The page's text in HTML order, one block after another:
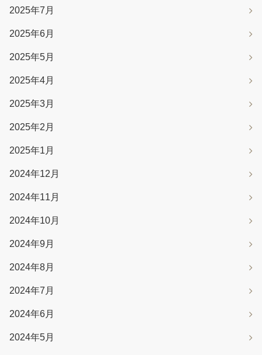
2025年7月
2025年6月
2025年5月
2025年4月
2025年3月
2025年2月
2025年1月
2024年12月
2024年11月
2024年10月
2024年9月
2024年8月
2024年7月
2024年6月
2024年5月